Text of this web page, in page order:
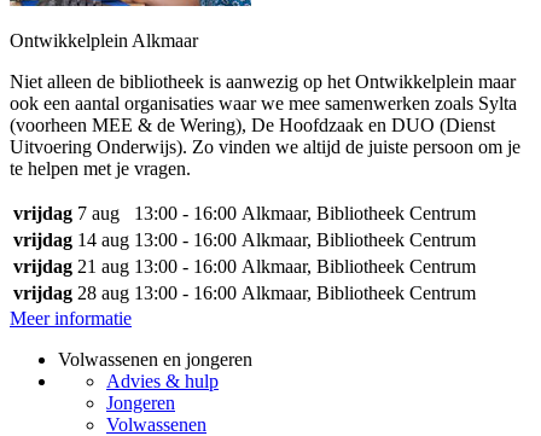
Ontwikkelplein Alkmaar
Niet alleen de bibliotheek is aanwezig op het Ontwikkelplein maar
ook een aantal organisaties waar we mee samenwerken zoals Sylta
(voorheen MEE & de Wering), De Hoofdzaak en DUO (Dienst
Uitvoering Onderwijs). Zo vinden we altijd de juiste persoon om je
te helpen met je vragen.
vrijdag 7 aug 13:00 - 16:00 Alkmaar, Bibliotheek Centrum
vrijdag 14 aug 13:00 - 16:00 Alkmaar, Bibliotheek Centrum
vrijdag 21 aug 13:00 - 16:00 Alkmaar, Bibliotheek Centrum
vrijdag 28 aug 13:00 - 16:00 Alkmaar, Bibliotheek Centrum
Meer informatie
Volwassenen en jongeren
Advies & hulp
Jongeren
Volwassenen